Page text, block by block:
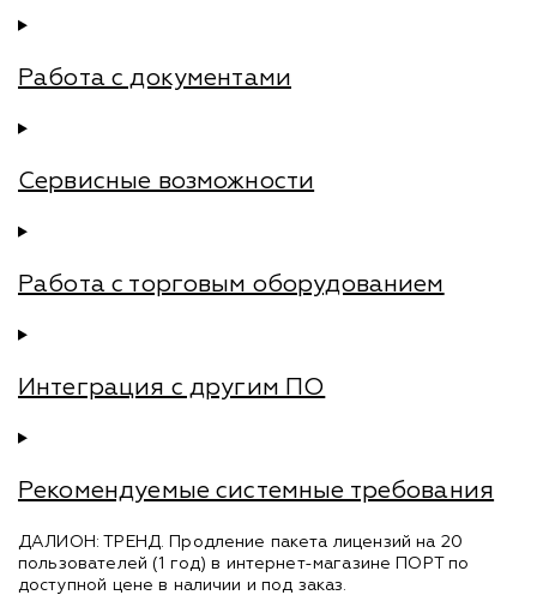
Работа с документами
Сервисные возможности
Работа с торговым оборудованием
Интеграция с другим ПО
Рекомендуемые системные требования
ДАЛИОН: ТРЕНД. Продление пакета лицензий на 20
пользователей (1 год) в интернет-магазине ПОРТ по
доступной цене в наличии и под заказ.